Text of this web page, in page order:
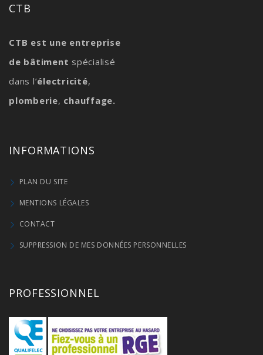
CTB
CTB est une entreprise
de bâtiment spécialisé
dans l’électricité,
plomberie, chauffage.
INFORMATIONS
PLAN DU SITE
MENTIONS LÉGALES
CONTACT
SUPPRESSION DE MES DONNÉES PERSONNELLES
PROFESSIONNEL